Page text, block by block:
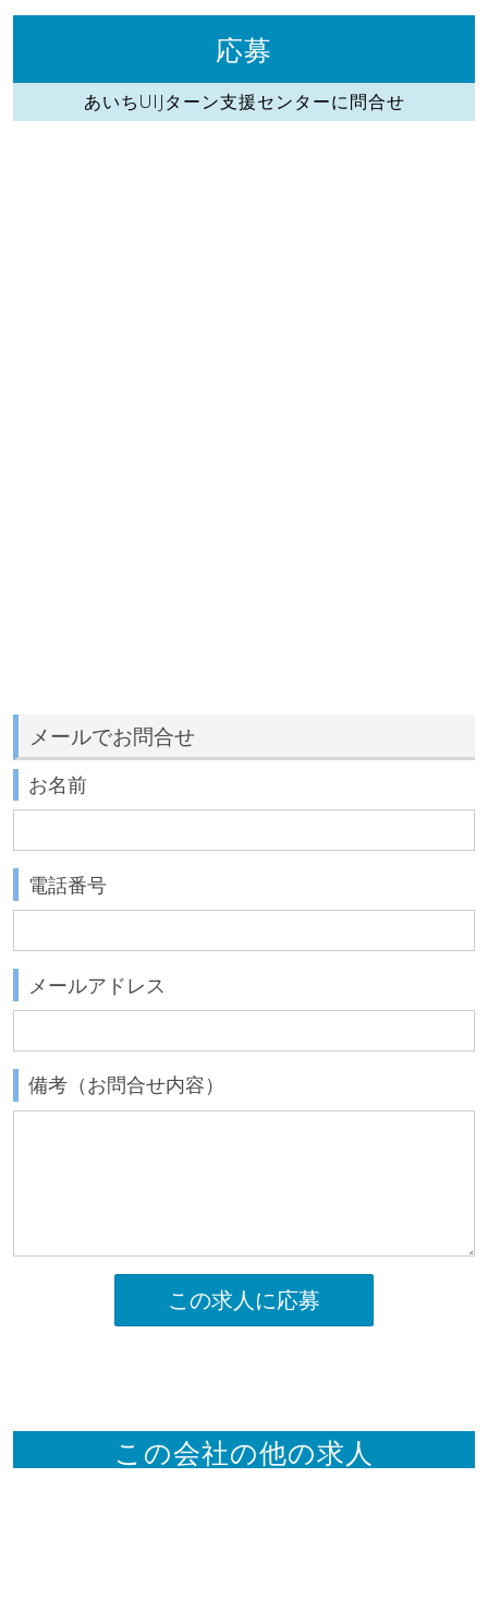
応募
あいちUIJターン支援センターに問合せ
メールでお問合せ
お名前
電話番号
メールアドレス
備考（お問合せ内容）
この求人に応募
この会社の他の求人